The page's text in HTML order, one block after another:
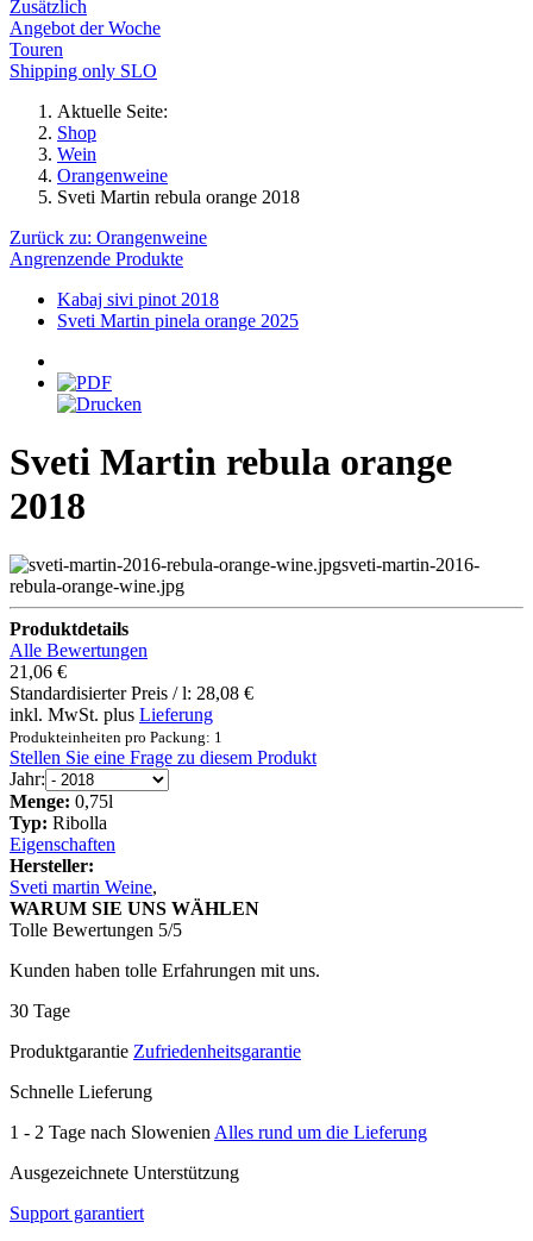
Zusätzlich
Angebot der Woche
Touren
Shipping only SLO
Aktuelle Seite:
Shop
Wein
Orangenweine
Sveti Martin rebula orange 2018
Zurück zu: Orangenweine
Angrenzende Produkte
Kabaj sivi pinot 2018
Sveti Martin pinela orange 2025
Sveti Martin rebula orange
2018
sveti-martin-2016-
rebula-orange-wine.jpg
Produktdetails
Alle Bewertungen
21,06 €
Standardisierter Preis / l: 28,08 €
inkl. MwSt. plus Lieferung
Produkteinheiten pro Packung: 1
Stellen Sie eine Frage zu diesem Produkt
Jahr:
Menge: 0,75l
Typ: Ribolla
Eigenschaften
Hersteller:
Sveti martin Weine,
WARUM SIE UNS WÄHLEN
Tolle Bewertungen 5/5
Kunden haben tolle Erfahrungen mit uns.
30 Tage
Produktgarantie Zufriedenheitsgarantie
Schnelle Lieferung
1 - 2 Tage nach Slowenien Alles rund um die Lieferung
Ausgezeichnete Unterstützung
Support garantiert